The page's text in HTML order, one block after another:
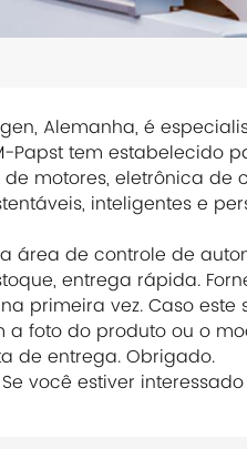
Alemanha, é
Papst tem estabelecido
motores, eletrônica de
inteligentes e
área de controle de
entrega rápida.
primeira vez. Caso este
foto do produto ou o
de entrega. Obrigado.
você estiver